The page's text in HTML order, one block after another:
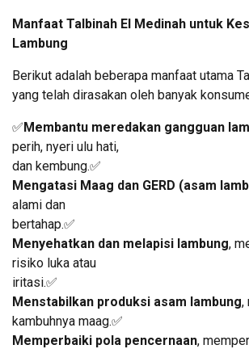
Manfaat Talbinah El Medinah untuk
Lambung
Berikut adalah beberapa manfaat utama
yang telah dirasakan oleh banyak
✅Membantu meredakan gangguan
perih, nyeri ulu hati,
dan kembung.✅
Mengatasi Maag dan GERD (asam
alami dan
bertahap.✅
Menyehatkan dan melapisi lambung,
risiko luka atau
iritasi.✅
Menstabilkan produksi asam lambung,
kambuhnya maag.✅
Memperbaiki pola pencernaan,